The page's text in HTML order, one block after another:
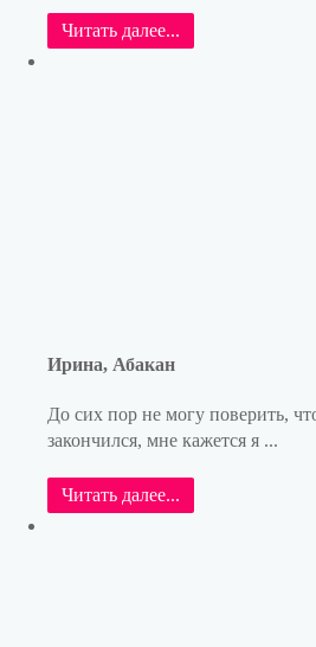
Читать далее...
Ирина, Абакан
До сих пор не могу поверить,
закончился, мне кажется я ...
Читать далее...